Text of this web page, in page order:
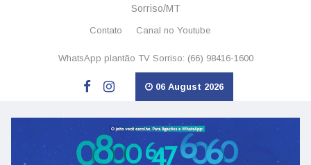
Sorriso/MT
Contato Canal no Youtube
WhatsApp plantão TV Sorriso: (66) 98416-1600
06 August 2026